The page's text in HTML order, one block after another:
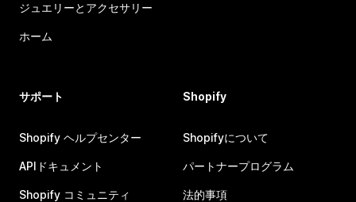
ジュエリーとアクセサリー
ホーム
サポート
Shopify ヘルプセンター
APIドキュメント
Shopify コミュニティ
Shopify
Shopifyについて
パートナープログラム
法的事項